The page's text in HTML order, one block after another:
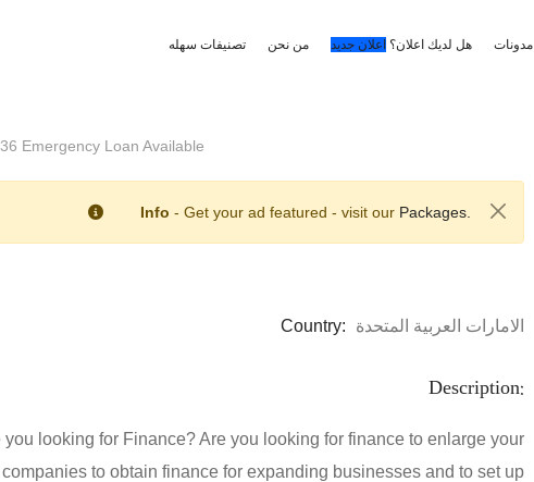
تصنيفات سهله من نحن هل لديك اعلان؟ اعلان جديد مدونات
Emergency Loan Available
Info - Get your ad featured - visit our Packages.
Country:
الامارات العربية المتحدة
Description:
looking for Finance? Are you looking for finance to enlarge your
to obtain finance for expanding businesses and to set up